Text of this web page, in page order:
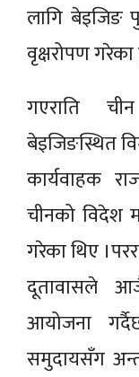
लागि बेइजिङ
वृक्षरोपण गरेका
गएराति
बेइजिङस्थित
कार्यवाहक
चीनको विदेश
गरेका थिए
दूतावासले
आयोजना
समुदायसँग